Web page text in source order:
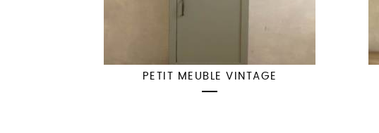
PETIT MEUBLE VINTAGE